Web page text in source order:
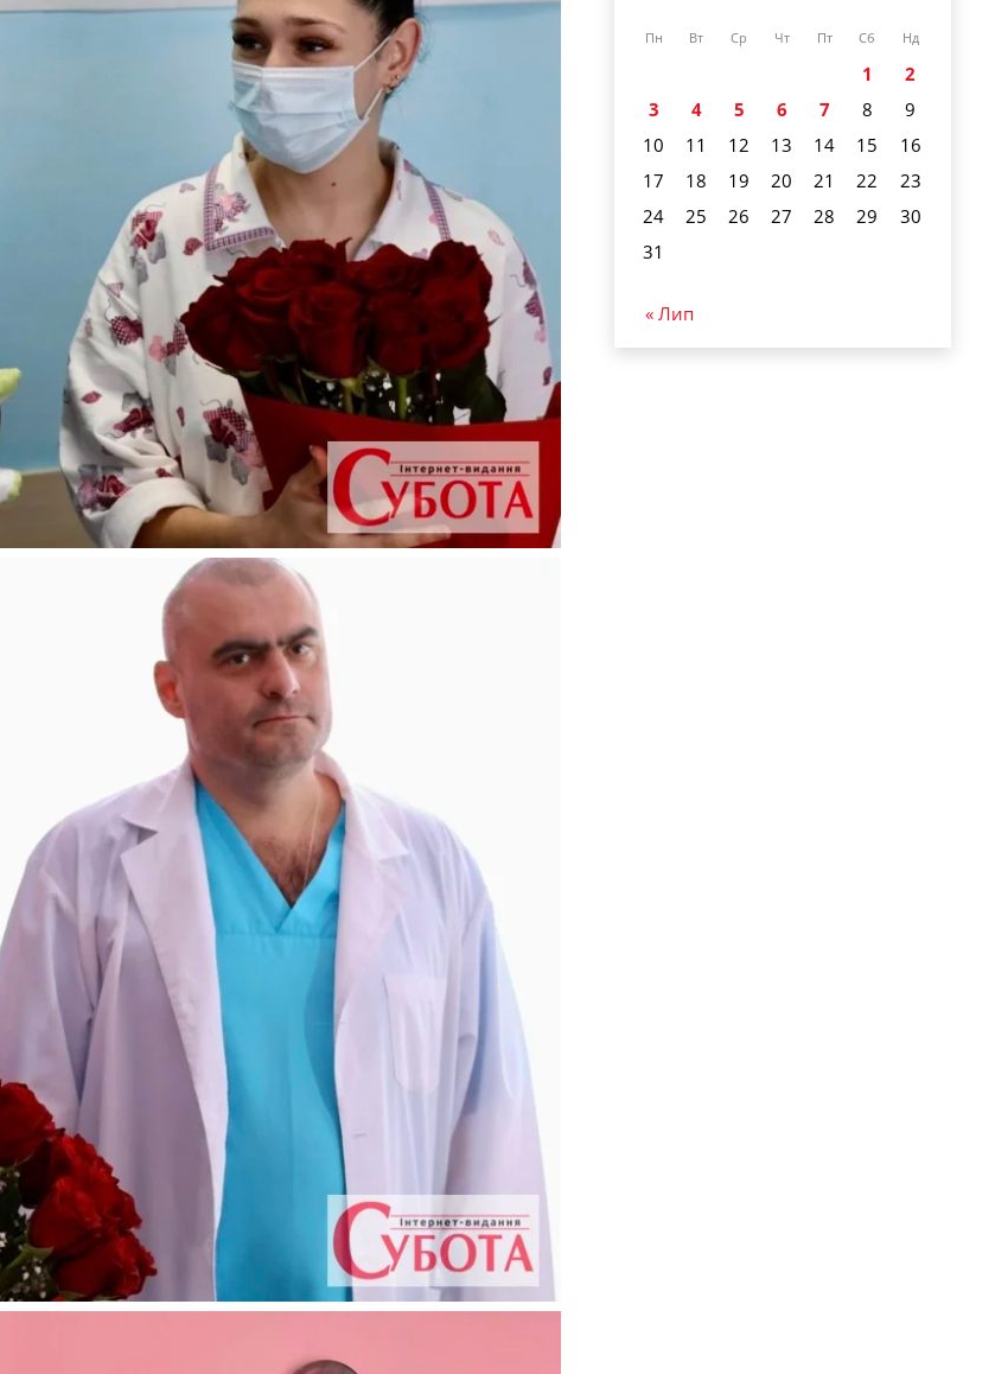
Пн Вт Ср Чт Пт Сб Нд
1
2
3
4 5 6 7 8
9
10
11 12 13 14 15
16
17
18 19 20 21 22
23
24
25 26 27 28 29
30
31
« Лип